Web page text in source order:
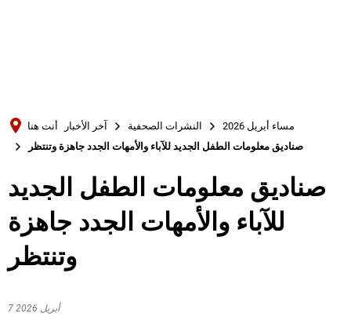
Русский
Deutsch
أنت هنا آخر الأخبار النشرات الصحفية
مساء أبريل 2026
صناديق معلومات الطفل الجديد للآباء والأمهات الجدد جاهزة وتنتظر
صناديق معلومات الطفل الجديد
للآباء والأمهات الجدد جاهزة
وتنتظر
7 أبريل 2026